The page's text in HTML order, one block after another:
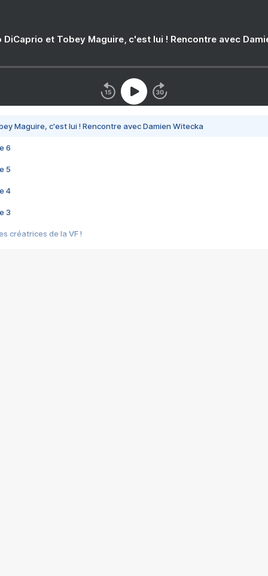
DiCaprio et Tobey Maguire, c'est lui ! Rencontre avec
Maguire, c'est lui ! Rencontre avec Damien Witecka
6
5
4
3
créatrices de la VF !